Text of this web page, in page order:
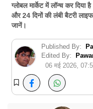
ग्लोबल मार्केट में लॉन्च कर
और 24 दिनों की लंबी बैटरी
जानें।
Published By:
Edited By:
06 मई 2026,